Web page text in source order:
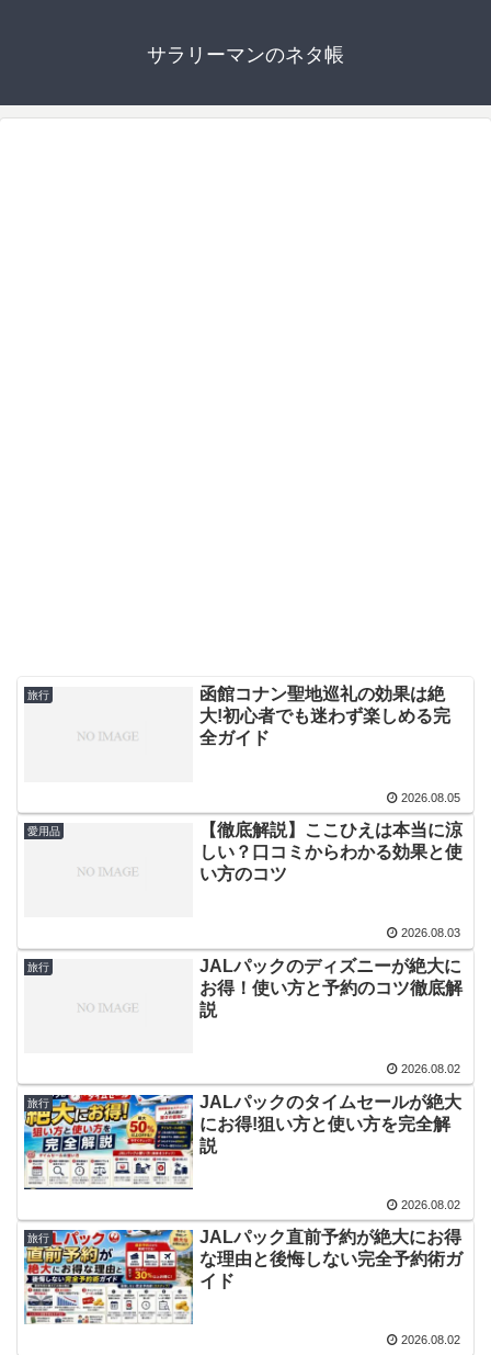
サラリーマンのネタ帳
旅行
函館コナン聖地巡礼の効果は絶
大!初心者でも迷わず楽しめる完
全ガイド
2026.08.05
愛用品
【徹底解説】ここひえは本当に涼
しい？口コミからわかる効果と使
い方のコツ
2026.08.03
旅行
JALパックのディズニーが絶大に
お得！使い方と予約のコツ徹底解
説
2026.08.02
旅行
JALパックのタイムセールが絶大
にお得!狙い方と使い方を完全解
説
2026.08.02
旅行
JALパック直前予約が絶大にお得
な理由と後悔しない完全予約術ガ
イド
2026.08.02